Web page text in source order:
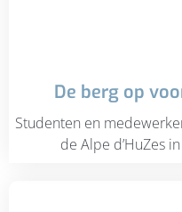
De berg op
Studenten en
de Alpe d’HuZes